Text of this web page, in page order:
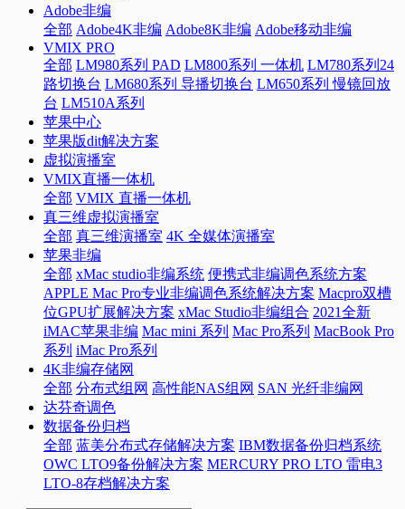
Adobe非编
全部 Adobe4K非编 Adobe8K非编 Adobe移动非编
VMIX PRO
全部 LM980系列 PAD LM800系列 一体机 LM780系列24
路切换台 LM680系列 导播切换台 LM650系列 慢镜回放
台 LM510A系列
苹果中心
苹果版dit解决方案
虚拟演播室
VMIX直播一体机
全部 VMIX 直播一体机
真三维虚拟演播室
全部 真三维演播室 4K 全媒体演播室
苹果非编
全部 xMac studio非编系统 便携式非编调色系统方案
APPLE Mac Pro专业非编调色系统解决方案 Macpro双槽
位GPU扩展解决方案 xMac Studio非编组合 2021全新
iMAC苹果非编 Mac mini 系列 Mac Pro系列 MacBook Pro
系列 iMac Pro系列
4K非编存储网
全部 分布式组网 高性能NAS组网 SAN 光纤非编网
达芬奇调色
数据备份归档
全部 蓝美分布式存储解决方案 IBM数据备份归档系统
OWC LTO9备份解决方案 MERCURY PRO LTO 雷电3
LTO-8存档解决方案